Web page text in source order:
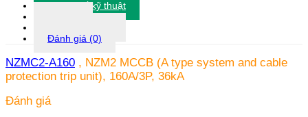
Thông số kỹ thuật
Đánh giá (0)
NZMC2-A160 , NZM2 MCCB (A type system and cable
protection trip unit), 160A/3P, 36kA
Đánh giá